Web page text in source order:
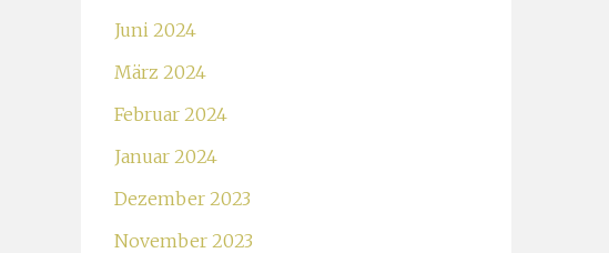
Juni 2024
März 2024
Februar 2024
Januar 2024
Dezember 2023
November 2023